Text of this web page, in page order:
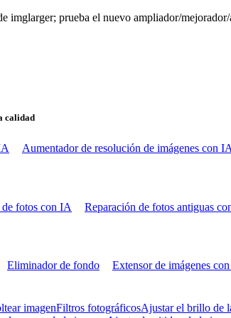
imglarger; prueba el nuevo ampliador/
calidad
Aumentador de resolución de imágenes con IA
fotos con IA Reparación de fotos antiguas
Eliminador de fondo Extensor de imágenes
imagenFiltros fotográficosAjustar el brillo de